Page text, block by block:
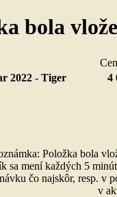
bola
2022 - Tiger
4
Položka bola
sa mení každých 5
čo najskôr, resp. v
v